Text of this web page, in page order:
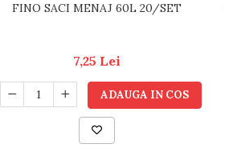
FINO SACI MENAJ 60L 20/SET
7,25 Lei
ADAUGA IN COS